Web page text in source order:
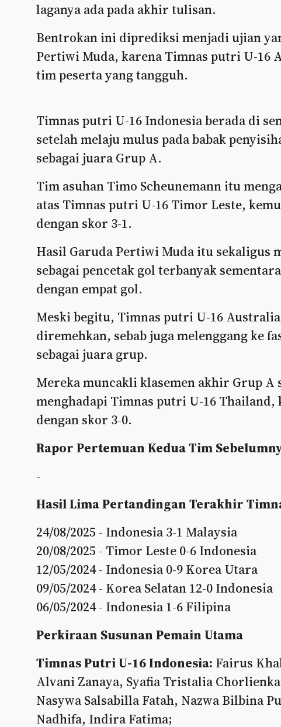
laganya ada pada akhir tulisan.
Bentrokan ini diprediksi menjadi ujian
Pertiwi Muda, karena Timnas putri U-16
tim peserta yang tangguh.
Timnas putri U-16 Indonesia berada di
setelah melaju mulus pada babak
sebagai juara Grup A.
Tim asuhan Timo Scheunemann itu
atas Timnas putri U-16 Timor Leste,
dengan skor 3-1.
Hasil Garuda Pertiwi Muda itu sekaligus
sebagai pencetak gol terbanyak
dengan empat gol.
Meski begitu, Timnas putri U-16
diremehkan, sebab juga melenggang ke
sebagai juara grup.
Mereka muncakli klasemen akhir Grup A
menghadapi Timnas putri U-16 Thailand,
dengan skor 3-0.
Rapor Pertemuan Kedua Tim
-
Hasil Lima Pertandingan Terakhir
24/08/2025 - Indonesia 3-1 Malaysia
20/08/2025 - Timor Leste 0-6 Indonesia
12/05/2024 - Indonesia 0-9 Korea Utara
09/05/2024 - Korea Selatan 12-0 Indonesia
06/05/2024 - Indonesia 1-6 Filipina
Perkiraan Susunan Pemain Utama
Timnas Putri U-16 Indonesia: Fairus
Alvani Zanaya, Syafia Tristalia
Nasywa Salsabilla Fatah, Nazwa Bilbina
Nadhifa, Indira Fatima;